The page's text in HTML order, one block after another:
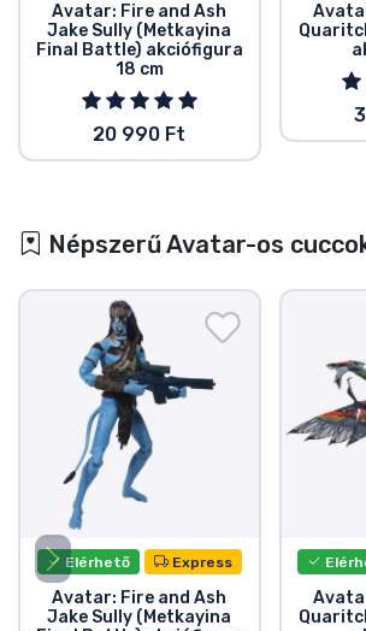
Avatar: Fire and Ash
Jake Sully (Metkayina
Final Battle) akciófigura
18 cm
20 990 Ft
Népszerű Avatar-os
Elérhető Express
Avatar: Fire and Ash
Jake Sully (Metkayina